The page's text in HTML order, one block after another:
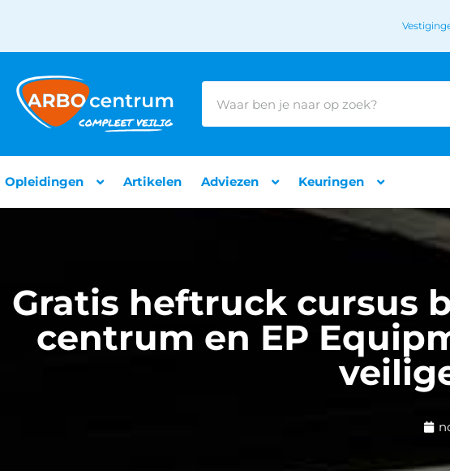
Opleidingen Artikelen Adviezen Keuringen
Gratis heftruck cursus
centrum en EP